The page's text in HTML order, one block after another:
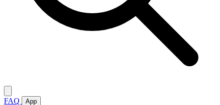
FAQ App